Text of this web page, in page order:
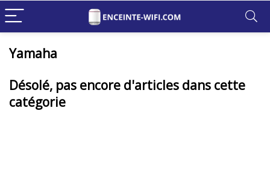
Yamaha
Désolé, pas encore d'articles dans cette
catégorie